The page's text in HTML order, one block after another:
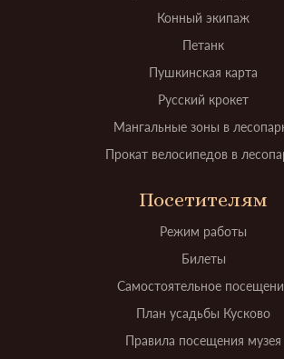
Конный экипаж
Петанк
Пушкинская карта
Русский крокет
Мангальные зоны в
Прокат велосипедов в
Посетителям
Режим работы
Билеты
Самостоятельное
План усадьбы Кусково
Правила посещения музея